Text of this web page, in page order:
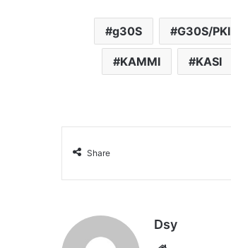
g30S G30S/PKI
KAMMI KASI
Share
Dsy